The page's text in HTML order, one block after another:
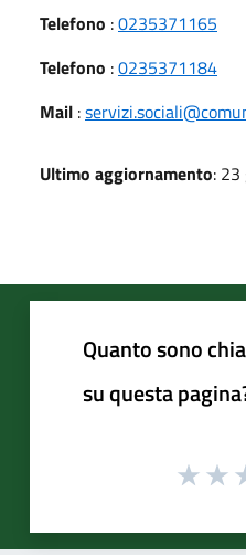
Telefono :0235371165
Telefono :0235371184
Mail :
Ultimo aggiornamento:
Quanto sono
su questa